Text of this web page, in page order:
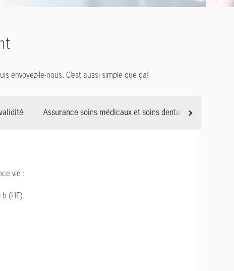
envoyez-le-nous. C’est aussi simple que ça!
Faites défiler
Assurance soins médicaux et soins dentaires
vie :
(HE).